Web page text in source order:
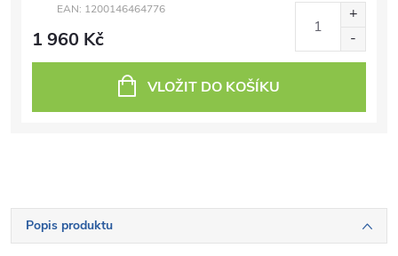
EAN: 1200146464776
1 960 Kč
VLOŽIT DO KOŠÍKU
Popis produktu